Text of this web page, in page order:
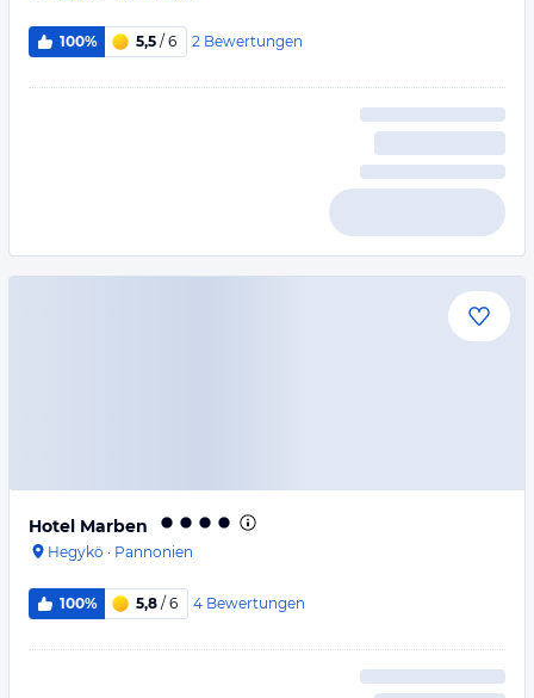
100% 5,5 / 6 2 Bewertungen
Hotel Marben
Hegykö · Pannonien
100% 5,8 / 6 4 Bewertungen